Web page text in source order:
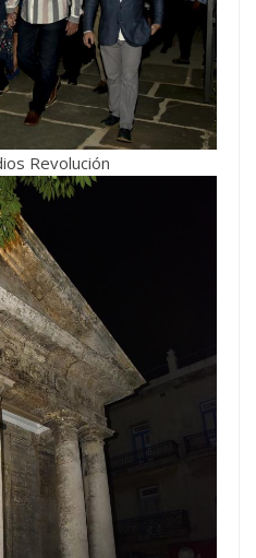
Revolución